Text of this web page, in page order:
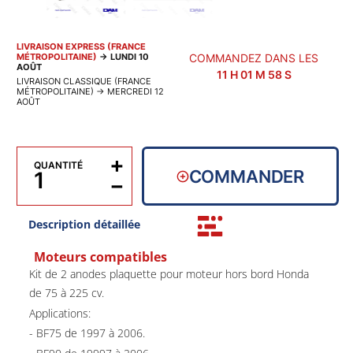
LIVRAISON EXPRESS (FRANCE
MÉTROPOLITAINE) → LUNDI 10
AOÛT
LIVRAISON CLASSIQUE (FRANCE
MÉTROPOLITAINE) → MERCREDI 12
AOÛT
COMMANDEZ DANS LES
11 H01 M 58S
QUANTITÉ
−
+ COMMANDER
Description détaillée
Moteurs compatibles
Kit de 2 anodes plaquette pour moteur hors bord Honda
de 75 à 225 cv.
Applications:
- BF75 de 1997 à 2006.